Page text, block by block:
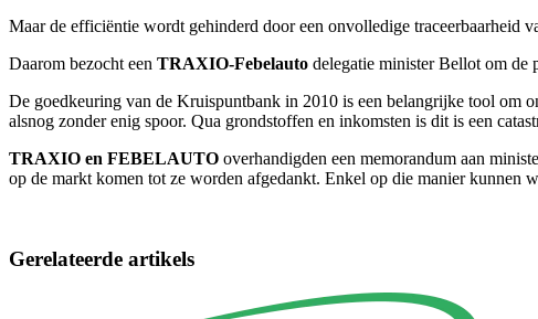
Maar de efficiëntie wordt gehinderd door een onvolledige traceerbaarheid
Daarom bezocht een TRAXIO-Febelauto delegatie minister Bellot om de
De goedkeuring van de Kruispuntbank in 2010 is een belangrijke tool om
alsnog zonder enig spoor. Qua grondstoffen en inkomsten is dit is een
TRAXIO en FEBELAUTO overhandigden een memorandum aan
op de markt komen tot ze worden afgedankt. Enkel op die manier kunnen
Gerelateerde artikels